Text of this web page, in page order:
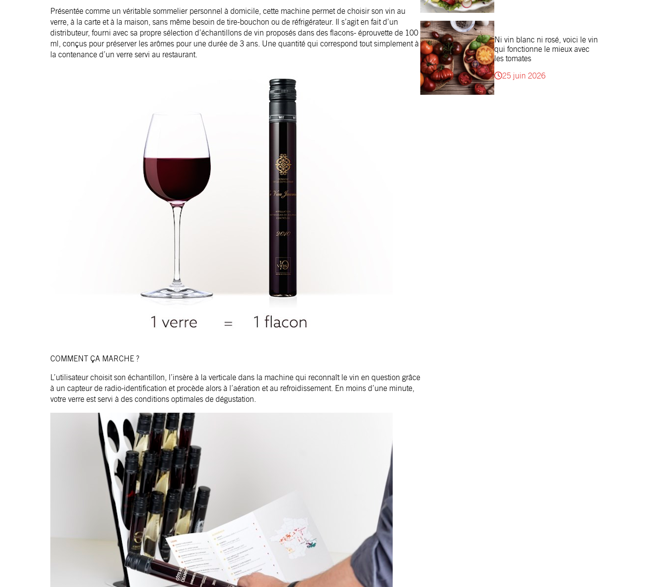
Présentée comme un véritable sommelier personnel à domicile, cette machine permet de choisir son vin au
verre, à la carte et à la maison, sans même besoin de tire-bouchon ou de réfrigérateur. Il s’agit en fait d’un
distributeur, fourni avec sa propre sélection d’échantillons de vin proposés dans des flacons- éprouvette de 100
ml, conçus pour préserver les arômes pour une durée de 3 ans. Une quantité qui correspond tout simplement à
la contenance d’un verre servi au restaurant.
COMMENT ÇA MARCHE ?
L’utilisateur choisit son échantillon, l’insère à la verticale dans la machine qui reconnaît le vin en question grâce
à un capteur de radio-identification et procède alors à l’aération et au refroidissement. En moins d’une minute,
votre verre est servi à des conditions optimales de dégustation.
Ni vin blanc ni rosé, voici le vin
qui fonctionne le mieux avec
les tomates
25 juin 2026